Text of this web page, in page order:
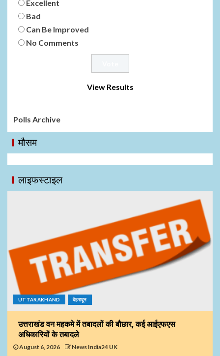
Excellent
Bad
Can Be Improved
No Comments
View Results
Polls Archive
मौसम
लाइफस्टाइल
UTTARAKHAND देहरादून
उत्तराखंड वन महकमे में तबादलों की बौछार, कई आईएफएस
अधिकारियों के तबादले
August 6, 2026 News India24 UK